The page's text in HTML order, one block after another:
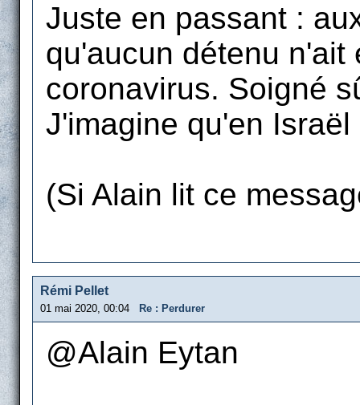
Juste en passant :
qu'aucun détenu
coronavirus. Soigné
J'imagine qu'en
(Si Alain lit ce
Rémi Pellet
01 mai 2020, 00:04 Re : Perdurer
@Alain Eytan